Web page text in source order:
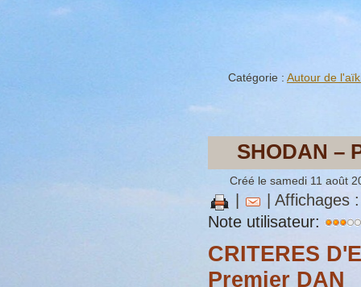
Catégorie : Autour de
SHODAN –
Créé le samedi 11 août
|
| Affichages
Note utilisateur:
CRITERES
Premier DAN